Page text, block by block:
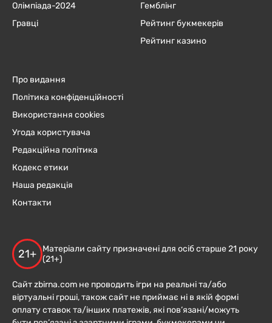
Олімпіада-2024
Гравці
Гемблінг
Рейтинг букмекерів
Рейтинг казино
Про видання
Політика конфіденційності
Використання cookies
Угода користувача
Редакційна політика
Кодекс етики
Наша редакція
Контакти
21+
Матеріали сайту призначені для осіб старше 21 року
(21+)
Сайт zbirna.com не проводить ігри на реальні та/або
віртуальні гроші, також сайт не приймає ні в якій формі
оплату ставок та/інших платежів, які пов’язані/можуть